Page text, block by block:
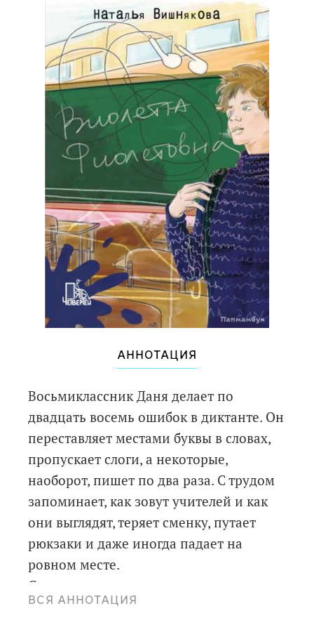
АННОТАЦИЯ
Восьмиклассник Даня делает по
двадцать восемь ошибок в диктанте. Он
переставляет местами буквы в словах,
пропускает слоги, а некоторые,
наоборот, пишет по два раза. С трудом
запоминает, как зовут учителей и как
они выглядят, теряет сменку, путает
рюкзаки и даже иногда падает на
ровном месте.
Со стороны кажется, что он просто
витает в облаках и не желает быть
ВСЯ АННОТАЦИЯ